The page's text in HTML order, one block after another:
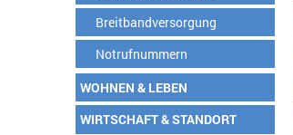
Breitbandversorgung
Notrufnummern
WOHNEN & LEBEN
WIRTSCHAFT & STANDORT